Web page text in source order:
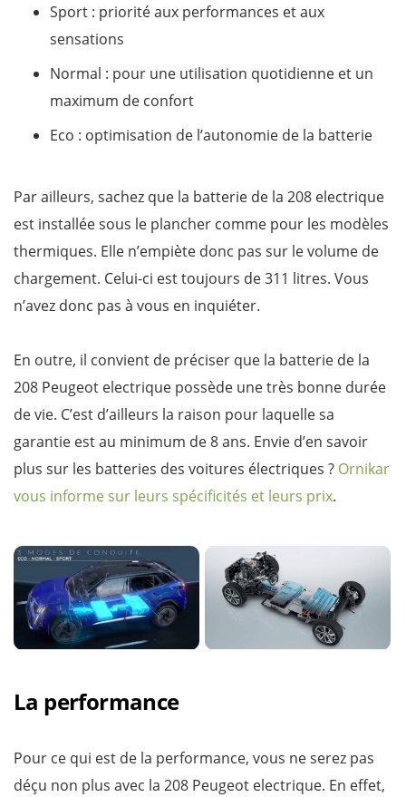
Sport : priorité aux performances et aux
sensations
Normal : pour une utilisation quotidienne et un
maximum de confort
Eco : optimisation de l’autonomie de la batterie
Par ailleurs, sachez que la batterie de la 208 electrique
est installée sous le plancher comme pour les modèles
thermiques. Elle n’empiète donc pas sur le volume de
chargement. Celui-ci est toujours de 311 litres. Vous
n’avez donc pas à vous en inquiéter.
En outre, il convient de préciser que la batterie de la
208 Peugeot electrique possède une très bonne durée
de vie. C’est d’ailleurs la raison pour laquelle sa
garantie est au minimum de 8 ans. Envie d’en savoir
plus sur les batteries des voitures électriques ? Ornikar
vous informe sur leurs spécificités et leurs prix.
La performance
Pour ce qui est de la performance, vous ne serez pas
déçu non plus avec la 208 Peugeot electrique. En effet,